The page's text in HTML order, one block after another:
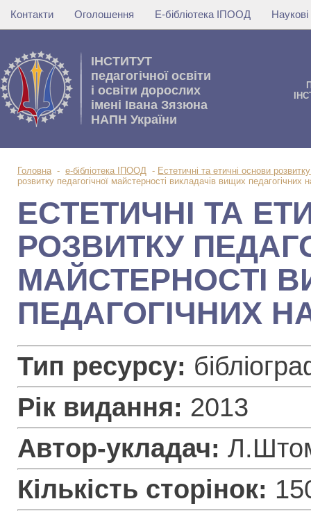
Контакти Оголошення Е-бібліотека ІПООД
IНСТИТУТ
педагогічної освіти
i освiти дорослих
імені Івана Зязюна
НАПН України
Головна- е-бібліотека ІПООД - Естетичні та етичні основи
розвитку педагогічної майстерності викладачів вищих педагогічних
ЕСТЕТИЧНІ ТА
РОЗВИТКУ
МАЙСТЕРНОСТІ
ПЕДАГОГІЧНИХ
Тип ресурсу:
Рік видання: 2013
Автор-укладач:
Кількість сторінок: